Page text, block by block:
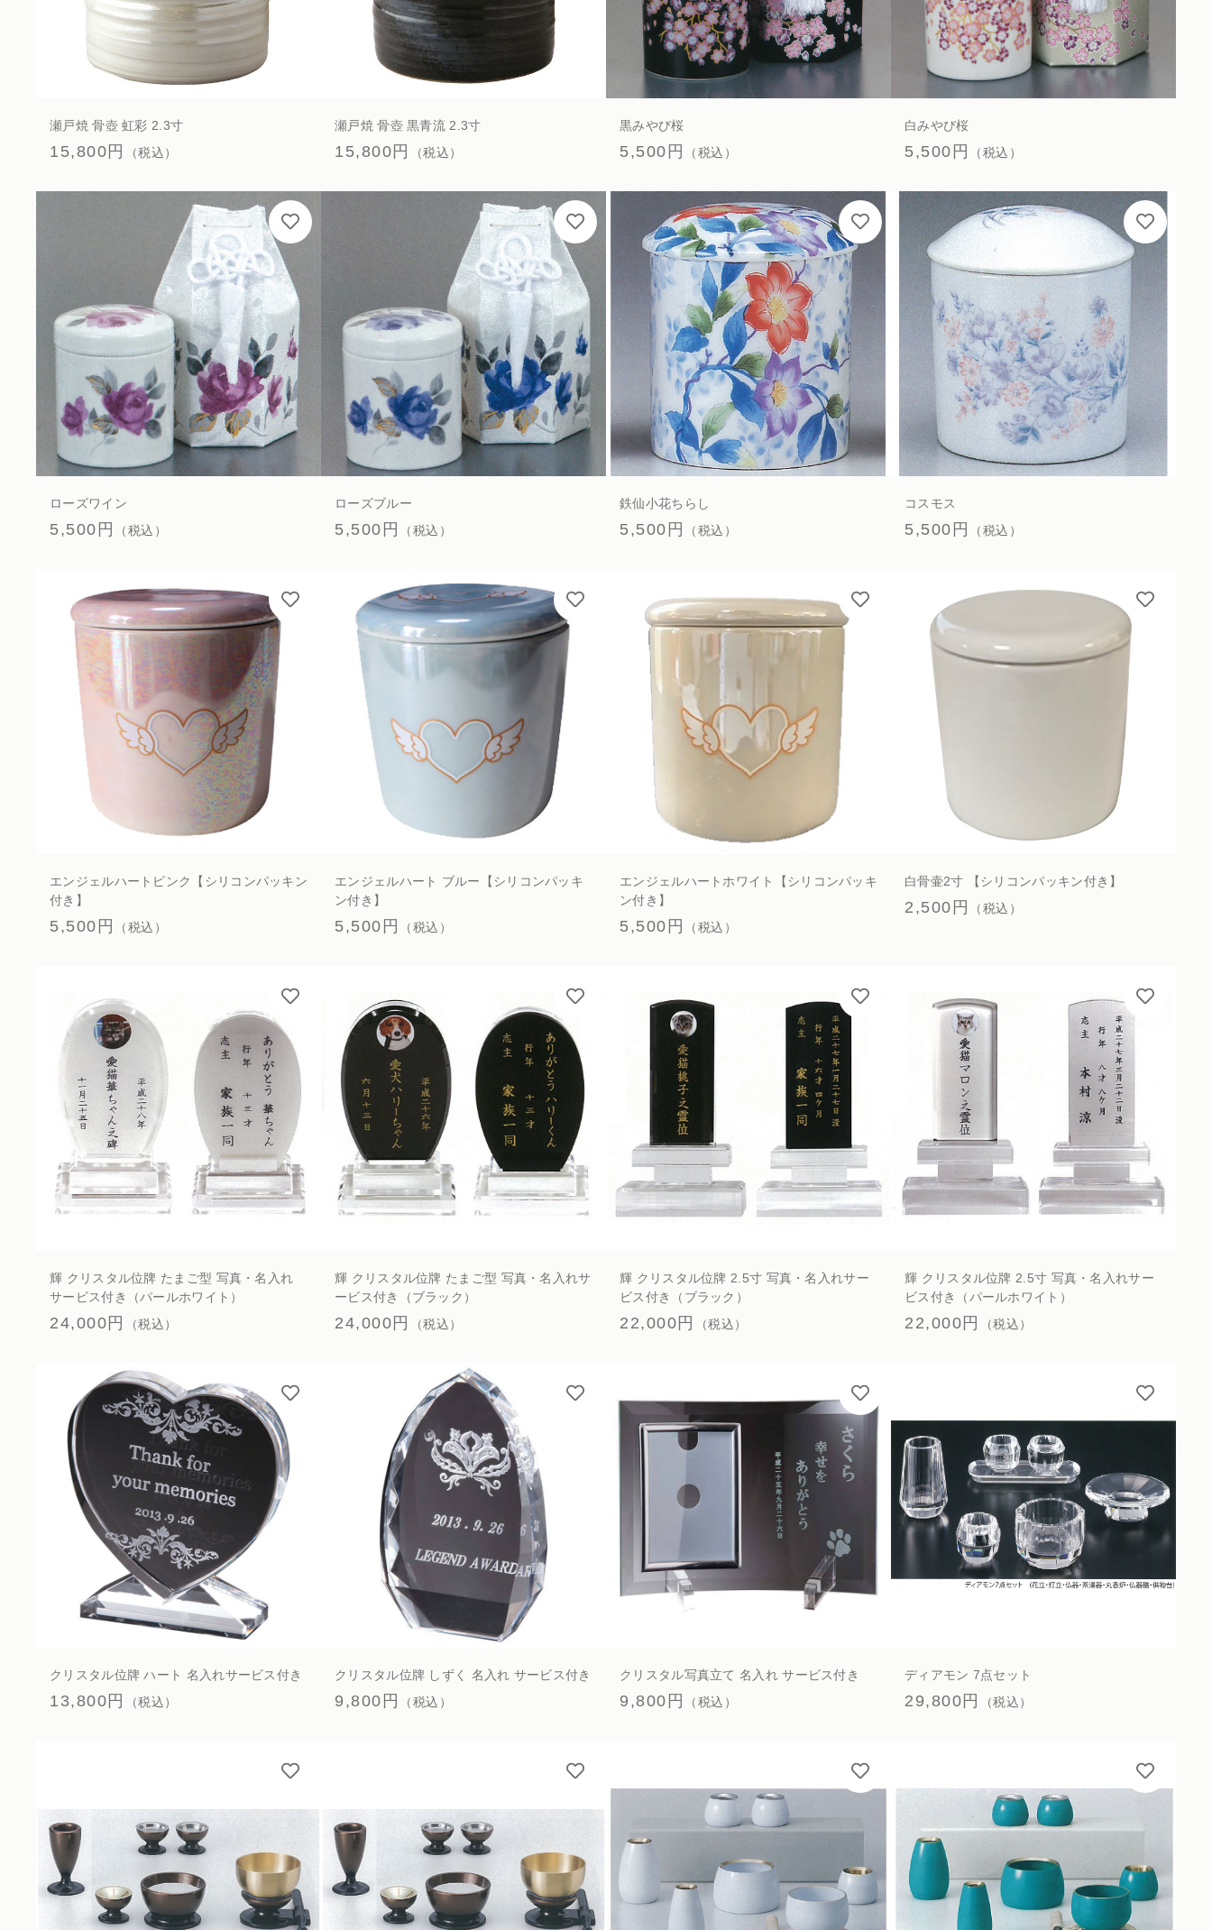
瀬戸焼 骨壺 虹彩 2.3寸
15,800円 （税込）
瀬戸焼 骨壺 黒青流 2.3寸
15,800円 （税込）
黒みやび桜
5,500円 （税込）
白みやび桜
5,500円 （税込）
ローズワイン
5,500円 （税込）
ローズブルー
5,500円 （税込）
鉄仙小花ちらし
5,500円 （税込）
コスモス
5,500円 （税込）
エンジェルハートピンク【シリコンパッキン
付き】
5,500円 （税込）
エンジェルハート ブルー【シリコンパッキ
ン付き】
5,500円 （税込）
エンジェルハートホワイト【シリコンパッキ
ン付き】
5,500円 （税込）
白骨壷2寸 【シリコンパッキン付き】
2,500円 （税込）
輝 クリスタル位牌 たまご型 写真・名入れ
サービス付き（パールホワイト）
24,000円 （税込）
輝 クリスタル位牌 たまご型 写真・名入れサ
ービス付き（ブラック）
24,000円 （税込）
輝 クリスタル位牌 2.5寸 写真・名入れサー
ビス付き（ブラック）
22,000円 （税込）
輝 クリスタル位牌 2.5寸 写真・名入れサー
ビス付き（パールホワイト）
22,000円 （税込）
クリスタル位牌 ハート 名入れサービス付き
13,800円 （税込）
クリスタル位牌 しずく 名入れ サービス付き
9,800円 （税込）
クリスタル写真立て 名入れ サービス付き
9,800円 （税込）
ディアモン 7点セット
29,800円 （税込）